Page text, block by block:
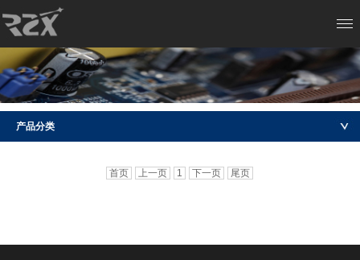
产品分类
首页 上一页 1 下一页 尾页